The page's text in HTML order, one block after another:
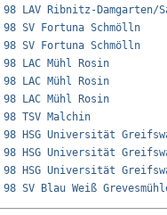
LAV Ribnitz-
98 SV Fortuna
98 SV Fortuna
98 LAC Mühl
98 LAC Mühl
98 LAC Mühl
98 TSV
HSG Universität
HSG Universität
98 HSG Universität